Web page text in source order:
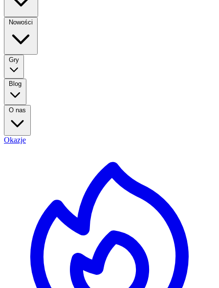
Nowości
Gry
Blog
O nas
Okazje